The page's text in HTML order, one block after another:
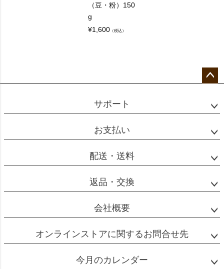
短時間で抽出するためうまみ成分が濃く出るう
え、焦がしカラメルのような香りと、舌にからみ
つくような独特の風味豊かな味わいになります。
すので参考にしてくさい。
レギュラーコーヒー
一杯分：粉10g【中挽き】
エスプレッソ
一杯分：粉8g【極細挽】
（豆・粉）150
g
¥1,600 （税込）
ップ
サポート
お支払い
配送・送料
返品・交換
会社概要
オンラインストアに関するお問合せ先
今月のカレンダー